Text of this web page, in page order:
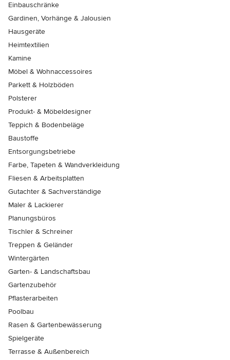
Einbauschränke
Gardinen, Vorhänge & Jalousien
Hausgeräte
Heimtextilien
Kamine
Möbel & Wohnaccessoires
Parkett & Holzböden
Polsterer
Produkt- & Möbeldesigner
Teppich & Bodenbeläge
Baustoffe
Entsorgungsbetriebe
Farbe, Tapeten & Wandverkleidung
Fliesen & Arbeitsplatten
Gutachter & Sachverständige
Maler & Lackierer
Planungsbüros
Tischler & Schreiner
Treppen & Geländer
Wintergärten
Garten- & Landschaftsbau
Gartenzubehör
Pflasterarbeiten
Poolbau
Rasen & Gartenbewässerung
Spielgeräte
Terrasse & Außenbereich